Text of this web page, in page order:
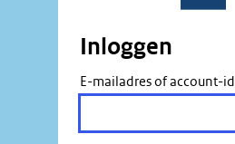
Inloggen
E-mailadres of account-id